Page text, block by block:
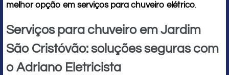
melhor opção em serviços para chuveiro elétrico.
Serviços para chuveiro em Jardim
São Cristóvão: soluções seguras com
o Adriano Eletricista